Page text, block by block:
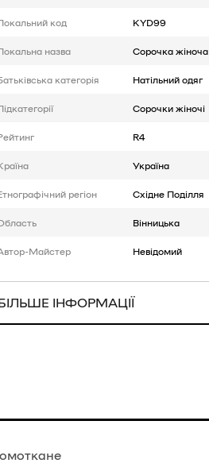
код KYD99
назва Сорочка жіноча
категорія Натільний одяг
Сорочки жіночі
R4
Україна
регіон Східне Поділля
Вінницька
Майстер Невідомий
ІНФОРМАЦІЇ